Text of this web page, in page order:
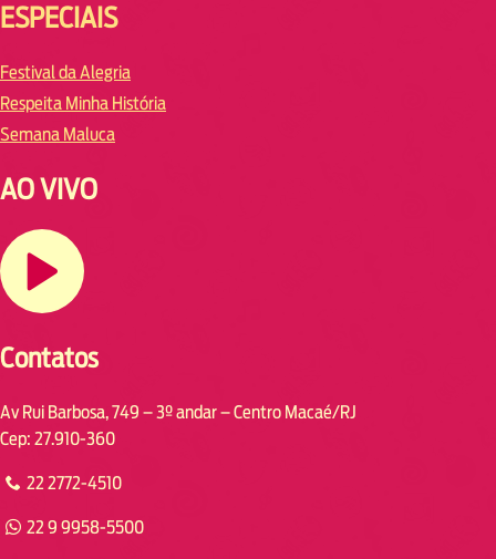
ESPECIAIS
Festival da Alegria
Respeita Minha História
Semana Maluca
AO VIVO
Contatos
Av Rui Barbosa, 749 – 3º andar – Centro Macaé/RJ
Cep: 27.910-360
22 2772-4510
22 9 9958-5500